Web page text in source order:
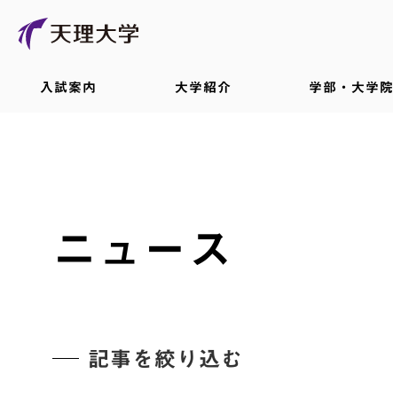
入試案内 大学紹介 学部・大学院
ニュース
記事を絞り込む